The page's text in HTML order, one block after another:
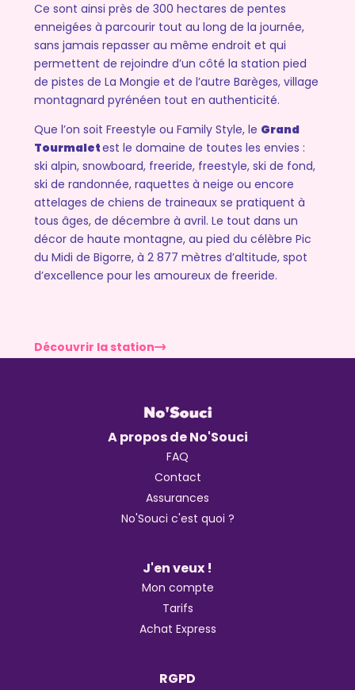
Ce sont ainsi près de 300 hectares de pentes
enneigées à parcourir tout au long de la journée,
sans jamais repasser au même endroit et qui
permettent de rejoindre d’un côté la station pied
de pistes de La Mongie et de l’autre Barèges, village
montagnard pyrénéen tout en authenticité.
Que l’on soit Freestyle ou Family Style, le Grand
Tourmaletest le domaine de toutes les envies :
ski alpin, snowboard, freeride, freestyle, ski de fond,
ski de randonnée, raquettes à neige ou encore
attelages de chiens de traineaux se pratiquent à
tous âges, de décembre à avril. Le tout dans un
décor de haute montagne, au pied du célèbre Pic
du Midi de Bigorre, à 2 877 mètres d’altitude, spot
d’excellence pour les amoureux de freeride.
Découvrir la station
A propos de No'Souci
FAQ
Contact
Assurances
No'Souci c'est quoi ?
J'en veux !
Mon compte
Tarifs
Achat Express
RGPD